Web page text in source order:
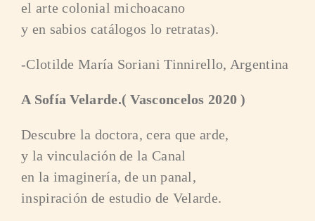
el arte colonial michoacano
y en sabios catálogos lo retratas).
-Clotilde María Soriani Tinnirello, Argentina
A Sofía Velarde.( Vasconcelos 2020 )
Descubre la doctora, cera que arde,
y la vinculación de la Canal
en la imaginería, de un panal,
inspiración de estudio de Velarde.